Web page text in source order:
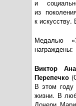
и
из
к
Медалью
награждены:
Виктор
Перепечко
В этом году
жизни. В